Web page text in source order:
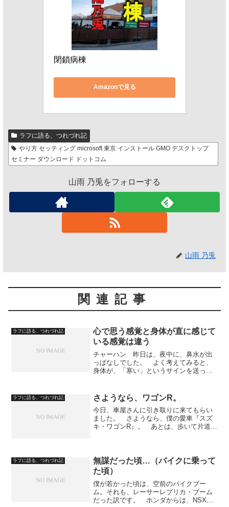
閉鎖病棟
Amazonで見る
ラフに語る、つれづれ記
やり方 セッティング microsoft 東京 インストール GMO デスクトップ
セミナー ダウンロード ドットコム
山雨 乃兎をフォローする
山雨 乃兎
関連記事
ラフに語る、つれづれ記
心で思う感覚と身体が直に感じて
いる感覚は違う
チャーハン 昨日は、夜中に、鼻水が出
っぱなしでした。 よく考えてみると、
身体が、「寒い」というサインを送って
ャツ（両方下着）という状態で、自室で
ごろんとしていました。 ...
ラフに語る、つれづれ記 さようなら、ワゴンR。
今日、車屋さんに引き取りに来てもらい
ました。 さようなら、僕の愛車『スズ
キ・ワゴンR』。 あとは、歩いて片道
ていますと、おまわりさ...
ラフに語る、つれづれ記
無謀だった頃…（バイクに乗って
た頃）
僕が若かった頃は、空前のバイクブー
ム。それも、レーサーレプリカ・ブーム
だった訳です。 ホンダからは、NSX